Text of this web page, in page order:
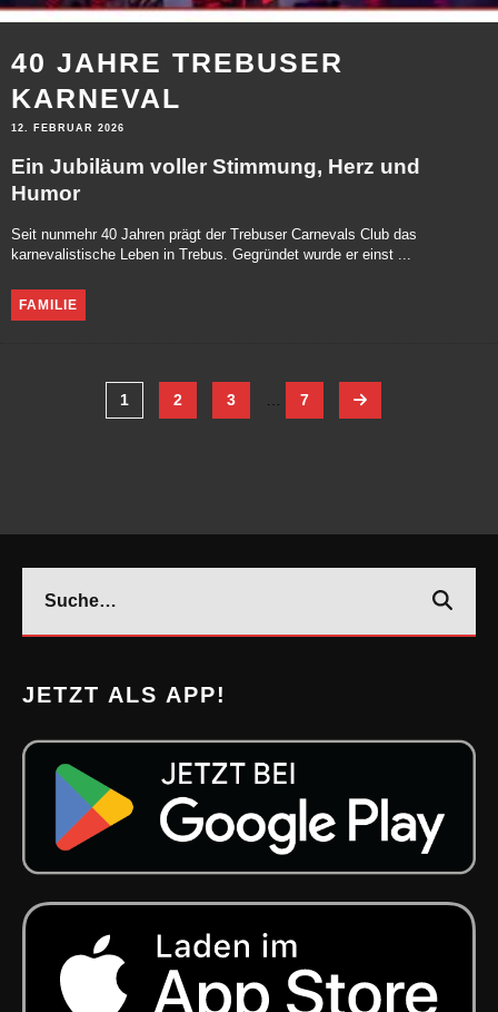
40 JAHRE TREBUSER
KARNEVAL
12. FEBRUAR 2026
Ein Jubiläum voller Stimmung, Herz und
Humor
Seit nunmehr 40 Jahren prägt der Trebuser Carnevals Club das
karnevalistische Leben in Trebus. Gegründet wurde er einst ...
FAMILIE
1 2 3 7
JETZT ALS APP!